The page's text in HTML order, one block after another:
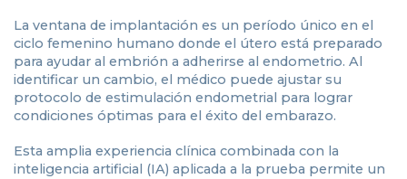
La ventana de implantación es un período único en el
ciclo femenino humano donde el útero está preparado
para ayudar al embrión a adherirse al endometrio. Al
identificar un cambio, el médico puede ajustar su
protocolo de estimulación endometrial para lograr
condiciones óptimas para el éxito del embarazo.
Esta amplia experiencia clínica combinada con la
inteligencia artificial (IA) aplicada a la prueba permite un